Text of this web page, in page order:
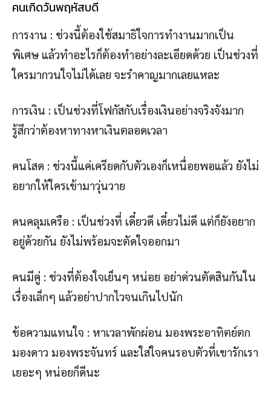
คนเกิดวันพฤหัสบดี
การงาน : ช่วงนี้ต้องใช้สมาธิใจการทำงานมากเป็น
พิเศษ แล้วทำอะไรก็ต้องทำอย่างละเอียดด้วย เป็นช่วงที่
ใครมากวนใจไม่ได้เลย จะรำคาญมากเลยแหละ
การเงิน : เป็นช่วงที่โฟกัสกับเรื่องเงินอย่างจริงจังมาก
รู้สึกว่าต้องหาทางหาเงินตลอดเวลา
คนโสด : ช่วงนี้แค่เครียดกับตัวเองก็เหนื่อยพอแล้ว ยังไม่
อยากให้ใครเข้ามาวุ่นวาย
คนคลุมเครือ : เป็นช่วงที่ เดี๋ยวดี เดี๋ยวไม่ดี แต่ก็ยังอยาก
อยู่ด้วยกัน ยังไม่พร้อมจะตัดใจออกมา
คนมีคู่ : ช่วงที่ต้องใจเย็นๆ หน่อย อย่าด่วนตัดสินกันใน
เรื่องเล็กๆ แล้วอย่าปากไวจนเกินไปนัก
ข้อความแทนใจ : หาเวลาพักผ่อน มองพระอาทิตย์ตก
มองดาว มองพระจันทร์ และใส่ใจคนรอบตัวที่เขารักเรา
เยอะๆ หน่อยก็ดีนะ